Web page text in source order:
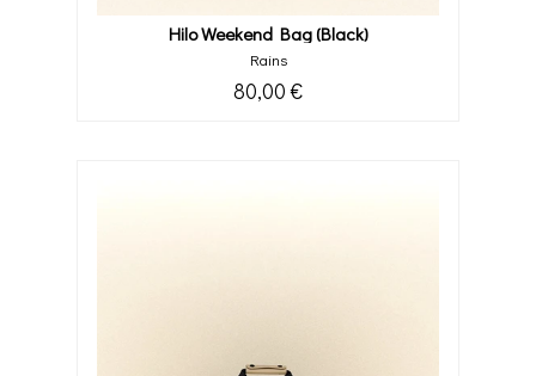
Hilo Weekend Bag (black)
Rains
80,00 €